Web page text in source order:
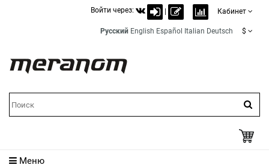
Войти через: Кабинет
Русский English Español Italian Deutsch $
Меню